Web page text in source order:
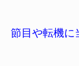
節目や転機に